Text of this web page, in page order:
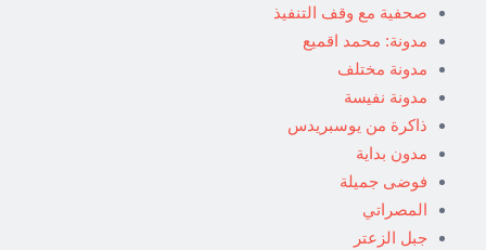
صحفية مع وقف التنفيذ
مدونة: محمد اقميع
مدونة مختلف
مدونة نفيسة
ذاكرة من يوسبريدس
مدون بداية
فوضى جميلة
المصراتي
جبل الزعتر